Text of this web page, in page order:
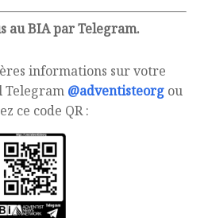
au BIA par Telegram.
informations sur votre
Telegram @adventisteorg ou
ce code QR :